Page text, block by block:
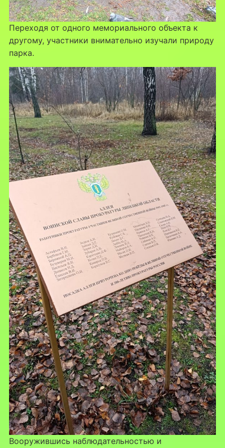
Переходя от одного мемориального объекта к
другому, участники внимательно изучали природу
парка.
Вооружившись наблюдательностью и